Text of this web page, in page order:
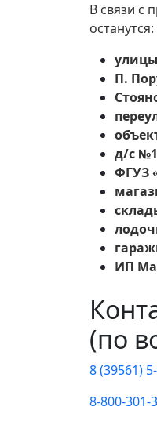
В связи с
останутся:
П.
д/с
ФГУЗ
ИП
(по
8 (39561)
8-800-301-